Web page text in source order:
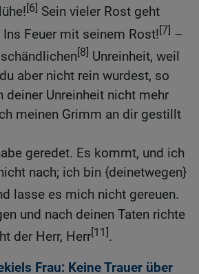
[6] Sein vieler Rost geht
Feuer mit seinem Rost![7] –
[8] Unreinheit, weil
aber nicht rein wurdest, so
deiner Unreinheit nicht mehr
meinen Grimm an dir gestillt
geredet. Es kommt, und ich
nach; ich bin {deinetwegen}
lasse es mich nicht gereuen.
und nach deinen Taten richte
der Herr, Herr[11].
Frau: Keine Trauer über